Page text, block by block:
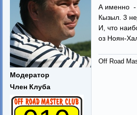
Модератор
Член Клуба
А именно -
Кызыл. 3
И, что
оз Ноян-
Off Road